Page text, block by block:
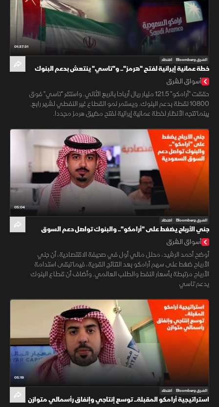
01:37:31
الشرق Bloomberg اقتصاد
خطة عمانية إيرانية لفتح "هرمز".. و"تاسي" ينتعش بدعم البنوك
وأرباح "أرامكو"
أسواق الشرق
حققت "أرامكو" 121.5 مليار ريال أرباحا بالربع الثاني. واستقر "تاسي" فوق
10800 نقطة بدعم البنوك. ويستمر نمو القطاع غير النفطي لشهر رابع.
بينما تتجه الأنظار لخطة عمانية إيرانية لفتح مضيق هرمز مجددا.
05:04
الشرق Bloomberg اقتصاد
جني الأرباح يضغط على "أرامكو".. والبنوك تواصل دعم السوق
السعودية
أسواق الشرق
أوضح أحمد الرشيد، محلل مالي أول في صحيفة الاقتصادية، أن جني
الأرباح ضغط على سهم أرامكو بعد النتائج القوية، فيما تبقى استدامة
الأرباح مرتبطة بأسعار النفط والطلب العالمي. وأضاف أن قطاع البنوك
يدعم تاسي
05:19
الشرق Bloomberg اقتصاد
استراتيجية أرامكو المقبلة.. توسع إنتاجي وإنفاق رأسمالي متوازن